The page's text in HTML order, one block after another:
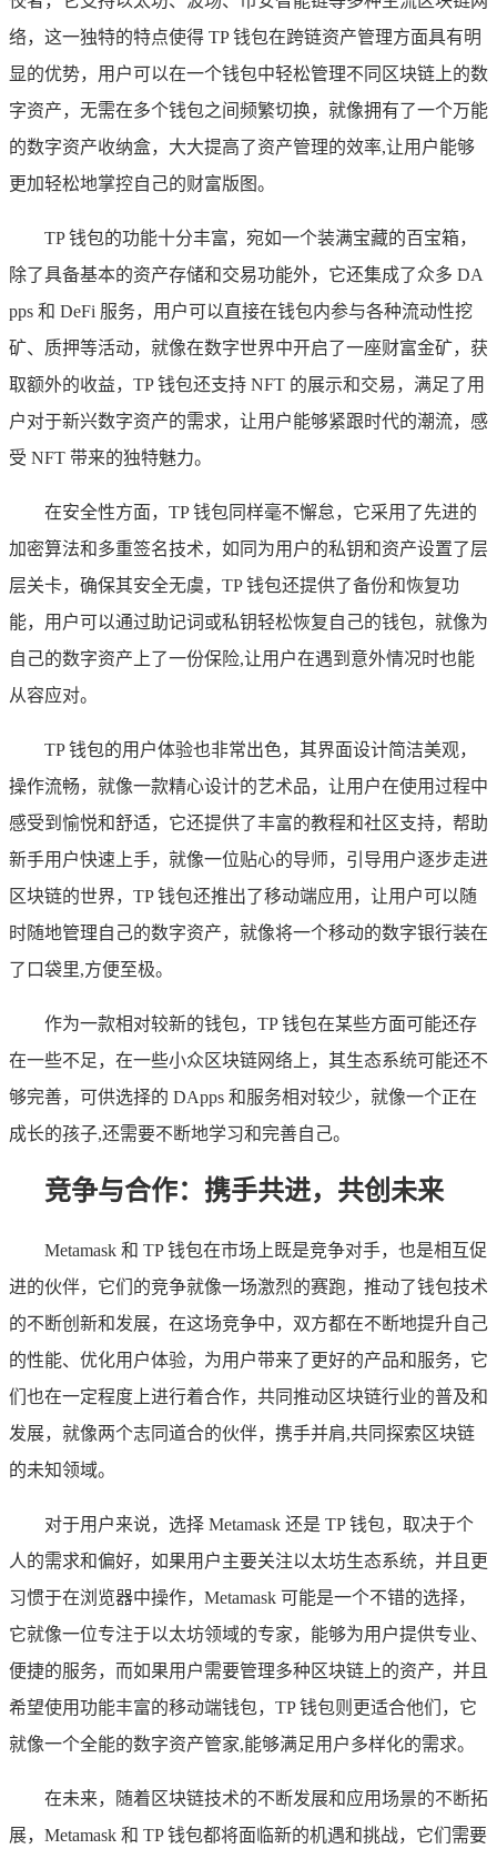
络，这一独特的特点使得 TP 钱包在跨链资产管理方面具有明
显的优势，用户可以在一个钱包中轻松管理不同区块链上的数
字资产，无需在多个钱包之间频繁切换，就像拥有了一个万能
的数字资产收纳盒，大大提高了资产管理的效率,让用户能够
更加轻松地掌控自己的财富版图。
TP 钱包的功能十分丰富，宛如一个装满宝藏的百宝箱，
除了具备基本的资产存储和交易功能外，它还集成了众多 DA
pps 和 DeFi 服务，用户可以直接在钱包内参与各种流动性挖
矿、质押等活动，就像在数字世界中开启了一座财富金矿，获
取额外的收益，TP 钱包还支持 NFT 的展示和交易，满足了用
户对于新兴数字资产的需求，让用户能够紧跟时代的潮流，感
受 NFT 带来的独特魅力。
在安全性方面，TP 钱包同样毫不懈怠，它采用了先进的
加密算法和多重签名技术，如同为用户的私钥和资产设置了层
层关卡，确保其安全无虞，TP 钱包还提供了备份和恢复功
能，用户可以通过助记词或私钥轻松恢复自己的钱包，就像为
自己的数字资产上了一份保险,让用户在遇到意外情况时也能
从容应对。
TP 钱包的用户体验也非常出色，其界面设计简洁美观，
操作流畅，就像一款精心设计的艺术品，让用户在使用过程中
感受到愉悦和舒适，它还提供了丰富的教程和社区支持，帮助
新手用户快速上手，就像一位贴心的导师，引导用户逐步走进
区块链的世界，TP 钱包还推出了移动端应用，让用户可以随
时随地管理自己的数字资产，就像将一个移动的数字银行装在
了口袋里,方便至极。
作为一款相对较新的钱包，TP 钱包在某些方面可能还存
在一些不足，在一些小众区块链网络上，其生态系统可能还不
够完善，可供选择的 DApps 和服务相对较少，就像一个正在
成长的孩子,还需要不断地学习和完善自己。
竞争与合作：携手共进，共创未来
Metamask 和 TP 钱包在市场上既是竞争对手，也是相互促
进的伙伴，它们的竞争就像一场激烈的赛跑，推动了钱包技术
的不断创新和发展，在这场竞争中，双方都在不断地提升自己
的性能、优化用户体验，为用户带来了更好的产品和服务，它
们也在一定程度上进行着合作，共同推动区块链行业的普及和
发展，就像两个志同道合的伙伴，携手并肩,共同探索区块链
的未知领域。
对于用户来说，选择 Metamask 还是 TP 钱包，取决于个
人的需求和偏好，如果用户主要关注以太坊生态系统，并且更
习惯于在浏览器中操作，Metamask 可能是一个不错的选择，
它就像一位专注于以太坊领域的专家，能够为用户提供专业、
便捷的服务，而如果用户需要管理多种区块链上的资产，并且
希望使用功能丰富的移动端钱包，TP 钱包则更适合他们，它
就像一个全能的数字资产管家,能够满足用户多样化的需求。
在未来，随着区块链技术的不断发展和应用场景的不断拓
展，Metamask 和 TP 钱包都将面临新的机遇和挑战，它们需要